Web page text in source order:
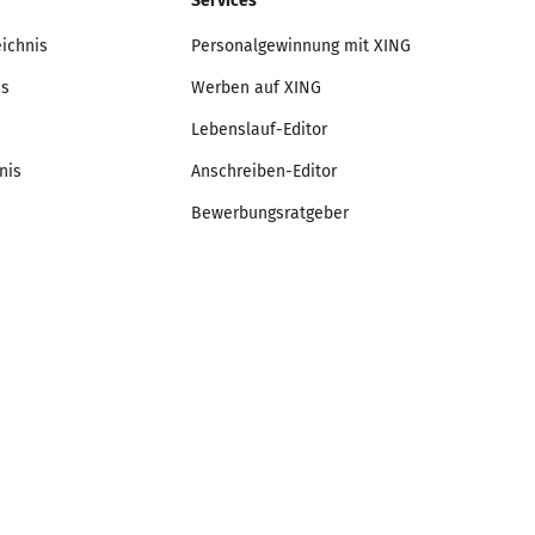
Personalgewinnung mit XING
Werben auf XING
Lebenslauf-Editor
Anschreiben-Editor
Bewerbungsratgeber